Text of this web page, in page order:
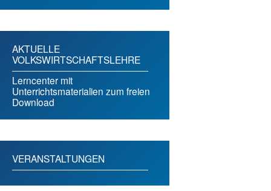
AKTUELLE
VOLKSWIRTSCHAFTSLEHRE
Lerncenter mit
Unterrichtsmaterialien zum freien
Download
VERANSTALTUNGEN